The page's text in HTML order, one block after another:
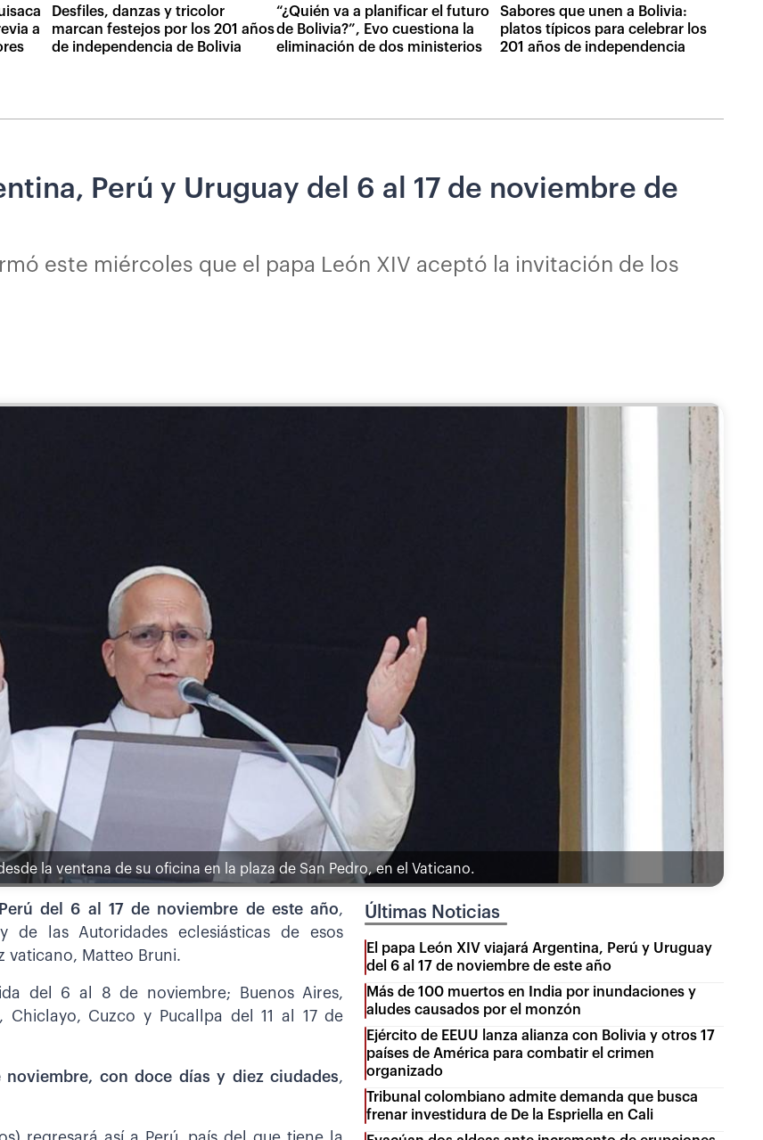
a
Desfiles, danzas y tricolor
marcan festejos por los 201 años
de independencia de Bolivia
“¿Quién va a planificar el futuro
de Bolivia?”, Evo cuestiona la
eliminación de dos ministerios
Sabores que unen a Bolivia:
platos típicos para celebrar los
201 años de independencia
Perú y Uruguay del 6 al 17 de noviembre de
este miércoles que el papa León XIV aceptó la invitación de los
la ventana de su oficina en la plaza de San Pedro, en el Vaticano.
del 6 al 17 de noviembre de este año,
las Autoridades eclesiásticas de esos
vaticano, Matteo Bruni.
del 6 al 8 de noviembre; Buenos Aires,
Cuzco y Pucallpa del 11 al 17 de
con doce días y diez ciudades,
Últimas Noticias
El papa León XIV viajará Argentina, Perú y Uruguay
del 6 al 17 de noviembre de este año
Más de 100 muertos en India por inundaciones y
aludes causados por el monzón
Ejército de EEUU lanza alianza con Bolivia y otros 17
países de América para combatir el crimen
organizado
Tribunal colombiano admite demanda que busca
frenar investidura de De la Espriella en Cali